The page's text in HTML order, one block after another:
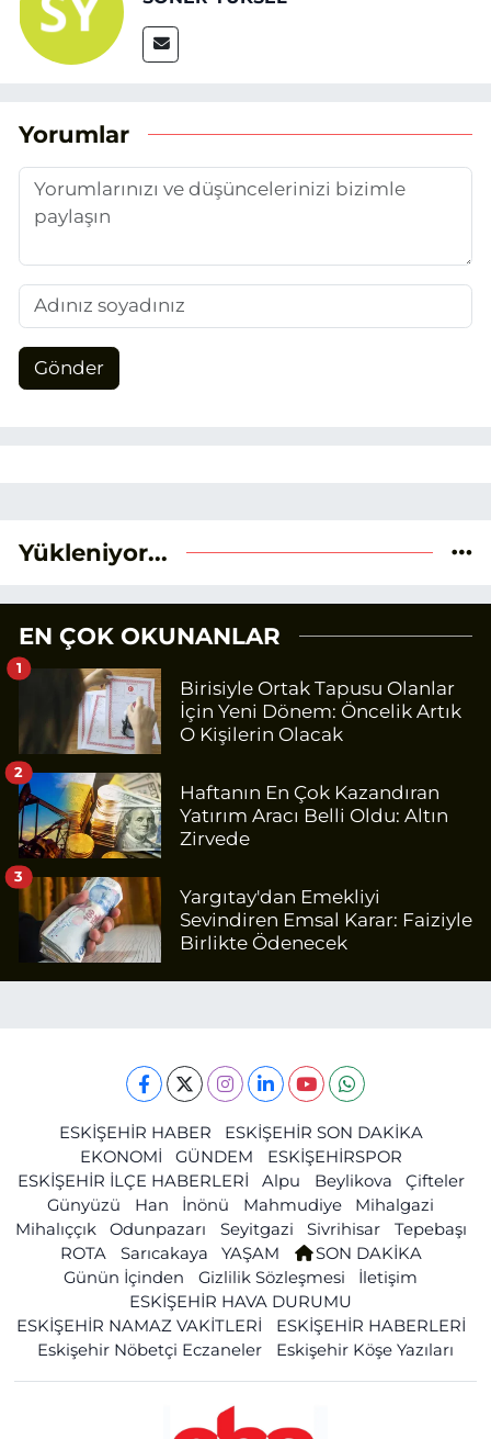
Yorumlar
Gönder
Yükleniyor...
EN ÇOK OKUNANLAR
Birisiyle Ortak Tapusu Olanlar
İçin Yeni Dönem: Öncelik Artık
O Kişilerin Olacak
1
Haftanın En Çok Kazandıran
Yatırım Aracı Belli Oldu: Altın
Zirvede
2
Yargıtay'dan Emekliyi
Sevindiren Emsal Karar: Faiziyle
Birlikte Ödenecek
3
ESKİŞEHİR HABER
ESKİŞEHİR SON DAKİKA
EKONOMİ
GÜNDEM
ESKİŞEHİRSPOR
ESKİŞEHİR İLÇE HABERLERİ
Alpu Beylikova
Çifteler
Günyüzü
Han İnönü Mahmudiye
Mihalgazi
Mihalıççık
Odunpazarı Seyitgazi Sivrihisar
Tepebaşı
ROTA
Sarıcakaya YAŞAM
SON DAKİKA
Günün İçinden
Gizlilik Sözleşmesi
İletişim
ESKİŞEHİR HAVA DURUMU
ESKİŞEHİR NAMAZ VAKİTLERİ
ESKİŞEHİR HABERLERİ
Eskişehir Nöbetçi Eczaneler
Eskişehir Köşe Yazıları